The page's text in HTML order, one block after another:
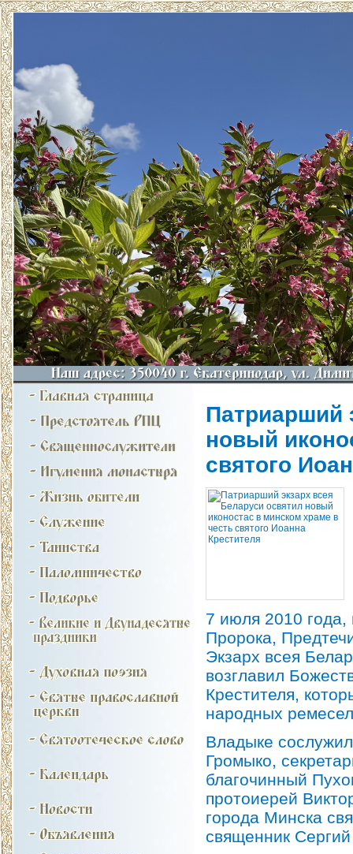
Патриарший
новый
святого
7 июля 2010 года,
Пророка,
Экзарх всея
возглавил
Крестителя,
народных
Владыке
Громыко,
благочинный
протоиерей
города Минска
священник